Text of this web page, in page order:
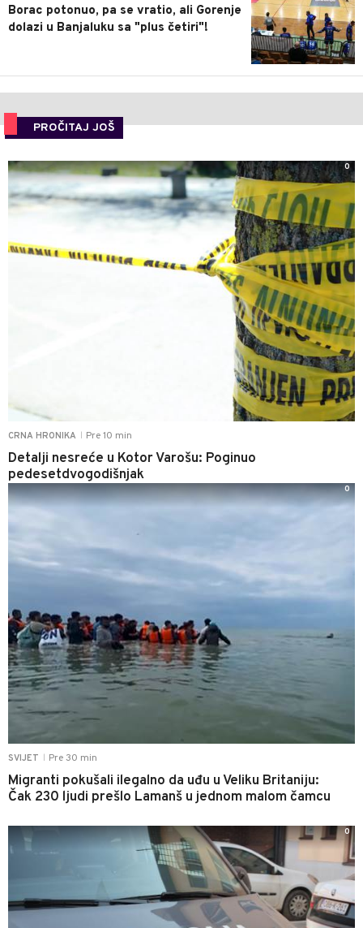
Borac potonuo, pa se vratio, ali Gorenje
dolazi u Banjaluku sa "plus četiri"!
PROČITAJ JOŠ
CRNA HRONIKA Pre 10 min
Detalji nesreće u Kotor Varošu: Poginuo
pedesetdvogodišnjak
0
SVIJET Pre 30 min
Migranti pokušali ilegalno da uđu u Veliku Britaniju:
Čak 230 ljudi prešlo Lamanš u jednom malom čamcu
0
0